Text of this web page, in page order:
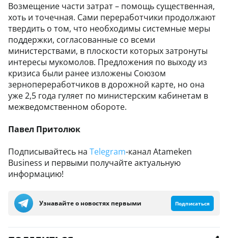
Возмещение части затрат – помощь существенная,
хоть и точечная. Сами переработчики продолжают
твердить о том, что необходимы системные меры
поддержки, согласованные со всеми
министерствами, в плоскости которых затронуты
интересы мукомолов. Предложения по выходу из
кризиса были ранее изложены Союзом
зернопереработчиков в дорожной карте, но она
уже 2,5 года гуляет по министерским кабинетам в
межведомственном обороте.
Павел Притолюк
Подписывайтесь на Telegram-канал Atameken
Business и первыми получайте актуальную
информацию!
Узнавайте о новостях первыми Подписаться